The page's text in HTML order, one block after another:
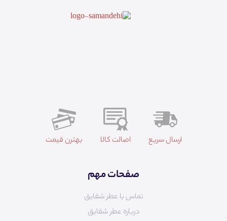
ارسال سریع اصالت کالا بهترن قیمت
صفحات مهم
تماس با عطر شقایق
درباره عطر شقایق